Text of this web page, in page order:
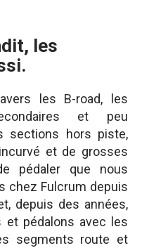
les
les B-road, les
et peu
sections hors piste,
et de grosses
pédaler que nous
chez Fulcrum depuis
depuis des années,
et pédalons avec les
segments route et